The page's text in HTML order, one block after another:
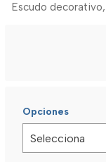
Escudo
Opciones